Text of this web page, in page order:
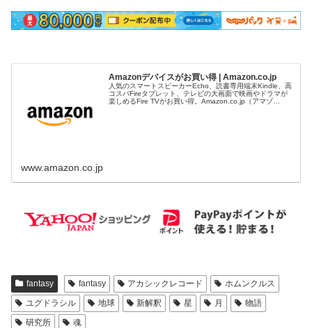
Amazonデバイスがお買い得 | Amazon.co.jp
人気のスマートスピーカーEcho、読書専用端末Kindle、高
コスパFireタブレット、テレビの大画面で映画やドラマが
楽しめるFire TVがお買い得。Amazon.co.jp（アマゾ
www.amazon.co.jp
fantasy fantasy アカシックレコード
ホムンクルス
ユグドラシル
地球 新解釈 星 月
物語
研究所
魂